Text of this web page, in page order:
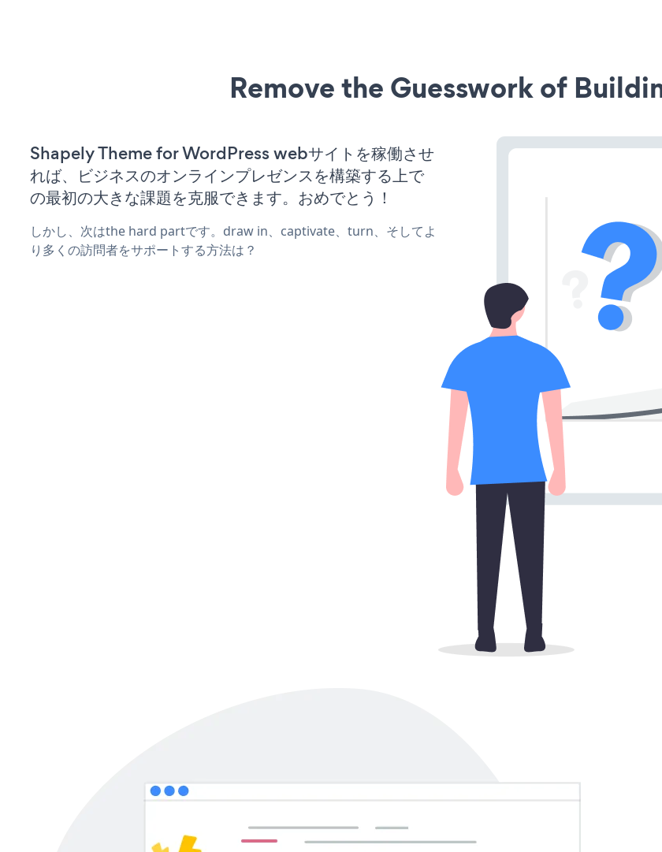
Remove the Guesswork of
Shapely Theme for WordPress webサイトを稼働させ
れば、ビジネスのオンラインプレゼンスを構築する上で
の最初の大きな課題を克服できます。おめでとう！
しかし、次はthe hard partです。draw in、captivate、turn、そしてよ
り多くの訪問者をサポートする方法は？